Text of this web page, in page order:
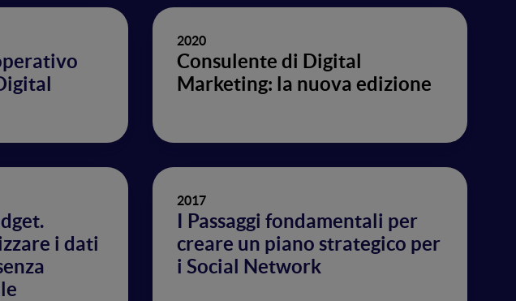
2020
Consulente di Digital
Marketing: la nuova edizione
i dati
2017
I Passaggi fondamentali per
creare un piano strategico per
i Social Network